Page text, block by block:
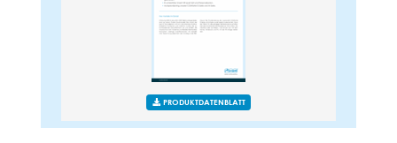
PRODUKTDATENBLATT